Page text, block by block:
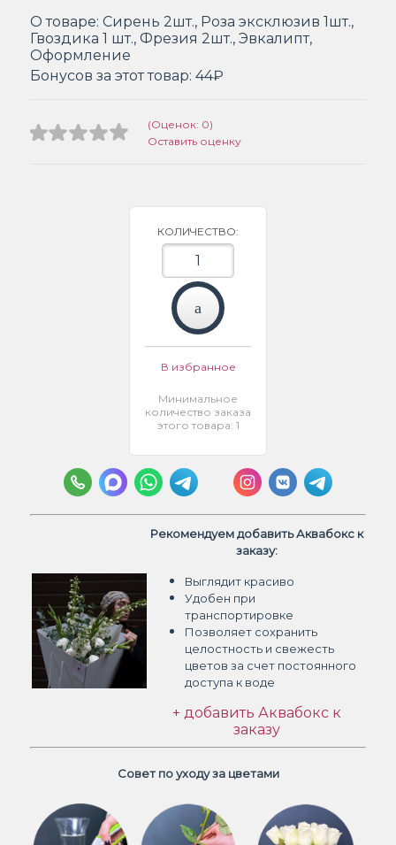
О товаре: Сирень 2шт., Роза эксклюзив 1шт.,
Гвоздика 1 шт., Фрезия 2шт., Эвкалипт,
Оформление
Бонусов за этот товар: 44₽
(Оценок: 0)
Оставить оценку
КОЛИЧЕСТВО:
В избранное
Минимальное
количество заказа
этого товара: 1
Рекомендуем добавить Аквабокс к
заказу:
Выглядит красиво
Удобен при
транспортировке
Позволяет сохранить
целостность и свежесть
цветов за счет постоянного
доступа к воде
+ добавить Аквабокс к
заказу
Совет по уходу за цветами